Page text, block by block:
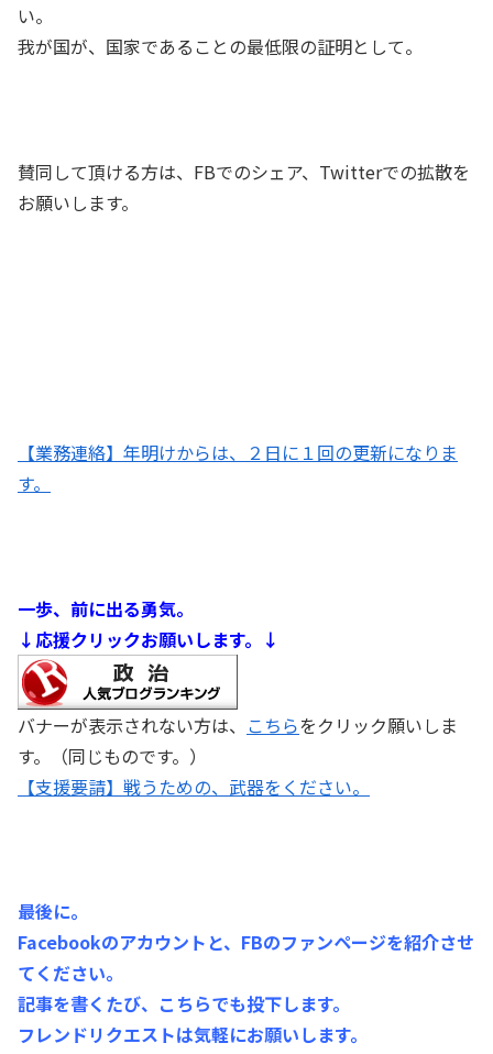
い。
我が国が、国家であることの最低限の証明として。
賛同して頂ける方は、FBでのシェア、Twitterでの拡散を
お願いします。
【業務連絡】年明けからは、２日に１回の更新になりま
す。
一歩、前に出る勇気。
↓応援クリックお願いします。↓
バナーが表示されない方は、 こちらをクリック願いしま
す。（同じものです。）
【支援要請】戦うための、武器をください。
最後に。
Facebookのアカウントと、FBのファンページを紹介させ
てください。
記事を書くたび、こちらでも投下します。
フレンドリクエストは気軽にお願いします。